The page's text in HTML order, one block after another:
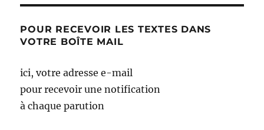
POUR RECEVOIR LES TEXTES DANS
VOTRE BOÎTE MAIL
ici, votre adresse e-mail
pour recevoir une notification
à chaque parution